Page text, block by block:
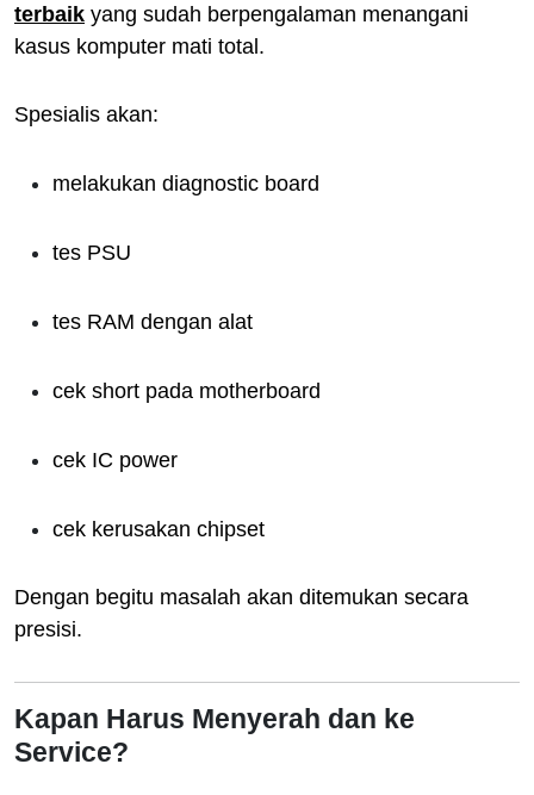
terbaik yang sudah berpengalaman menangani
kasus komputer mati total.
Spesialis akan:
melakukan diagnostic board
tes PSU
tes RAM dengan alat
cek short pada motherboard
cek IC power
cek kerusakan chipset
Dengan begitu masalah akan ditemukan secara
presisi.
Kapan Harus Menyerah dan ke
Service?